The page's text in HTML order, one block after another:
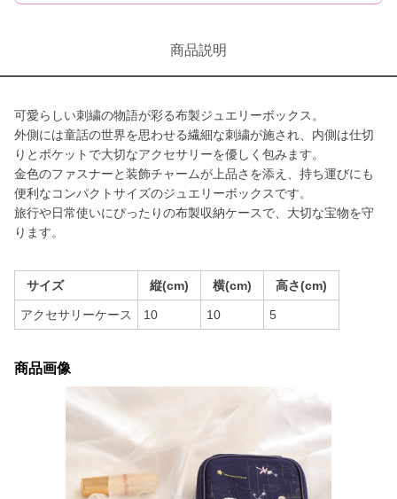
商品説明
可愛らしい刺繍の物語が彩る布製ジュエリーボックス。
外側には童話の世界を思わせる繊細な刺繍が施され、内側は仕切
りとポケットで大切なアクセサリーを優しく包みます。
金色のファスナーと装飾チャームが上品さを添え、持ち運びにも
便利なコンパクトサイズのジュエリーボックスです。
旅行や日常使いにぴったりの布製収納ケースで、大切な宝物を守
ります。
サイズ 縦(cm) 横(cm) 高さ(cm)
アクセサリーケース 10 10 5
商品画像